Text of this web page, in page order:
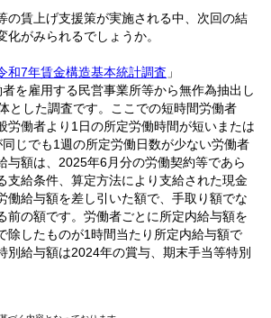
賃上げ支援策が実施される中、次回の結
がみられるでしょうか。
和7年賃金構造基本統計調査 」
を雇用する民営事業所等から無作為抽出し
とした調査です。ここでの短時間労働者
労働者より1日の所定労働時間が短いまたは
じでも1週の所定労働日数が少ない労働者
与額は、2025年6月分の労働契約等であら
支給条件、算定方法により支給された現金
働給与額を差し引いた額で、手取り額でな
前の額です。労働者ごとに所定内給与額を
除したものが1時間当たり所定内給与額で
別給与額は2024年の賞与、期末手当等特別